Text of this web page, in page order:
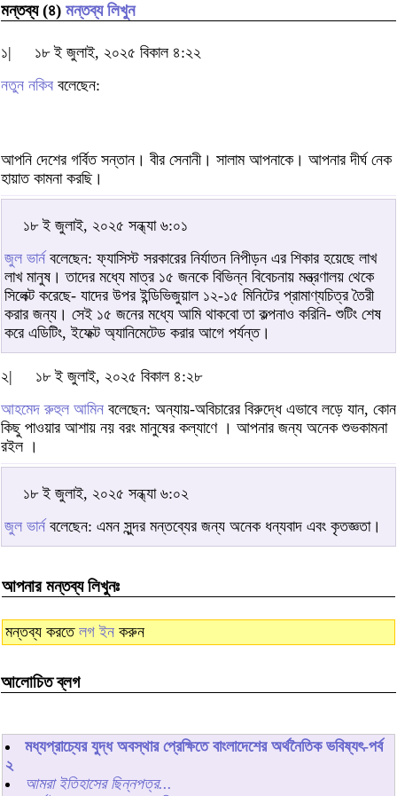
মন্তব্য (৪) মন্তব্য লিখুন
১|
১৮ ই জুলাই, ২০২৫ বিকাল ৪:২২
নতুন নকিব বলেছেন:
আপনি দেশের গর্বিত সন্তান। বীর সেনানী। সালাম আপনাকে। আপনার দীর্ঘ নেক
হায়াত কামনা করছি।
১৮ ই জুলাই, ২০২৫ সন্ধ্যা ৬:০১
জুল ভার্ন বলেছেন: ফ্যাসিস্ট সরকারের নির্যাতন নিপীড়ন এর শিকার হয়েছে লাখ
লাখ মানুষ। তাদের মধ্যে মাত্র ১৫ জনকে বিভিন্ন বিবেচনায় মন্ত্রণালয় থেকে
সিলেক্ট করেছে- যাদের উপর ইন্ডিভিজুয়াল ১২-১৫ মিনিটের প্রামাণ্যচিত্র তৈরী
করার জন্য। সেই ১৫ জনের মধ্যে আমি থাকবো তা কল্পনাও করিনি- শুটিং শেষ
করে এডিটিং, ইফেক্ট অ্যানিমেটেড করার আগে পর্যন্ত।
২|
১৮ ই জুলাই, ২০২৫ বিকাল ৪:২৮
আহমেদ রুহুল আমিন বলেছেন: অন্যায়-অবিচারের বিরুদ্ধে এভাবে লড়ে যান, কোন
কিছু পাওয়ার আশায় নয় বরং মানুষের কল্যাণে । আপনার জন্য অনেক শুভকামনা
রইল ।
১৮ ই জুলাই, ২০২৫ সন্ধ্যা ৬:০২
জুল ভার্ন বলেছেন: এমন সুন্দর মন্তব্যের জন্য অনেক ধন্যবাদ এবং কৃতজ্ঞতা।
আপনার মন্তব্য লিখুনঃ
মন্তব্য করতে লগ ইন করুন
আলোচিত ব্লগ
মধ্যপ্রাচ্যের যুদ্ধ অবস্থার প্রেক্ষিতে বাংলাদেশের অর্থনৈতিক ভবিষ্যৎ-পর্ব
২
আমরা ইতিহাসের ছিন্নপত্র...